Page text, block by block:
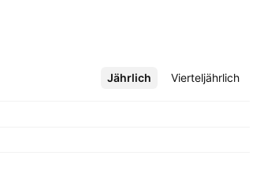
Jährlich Vierteljährlich
Mehr